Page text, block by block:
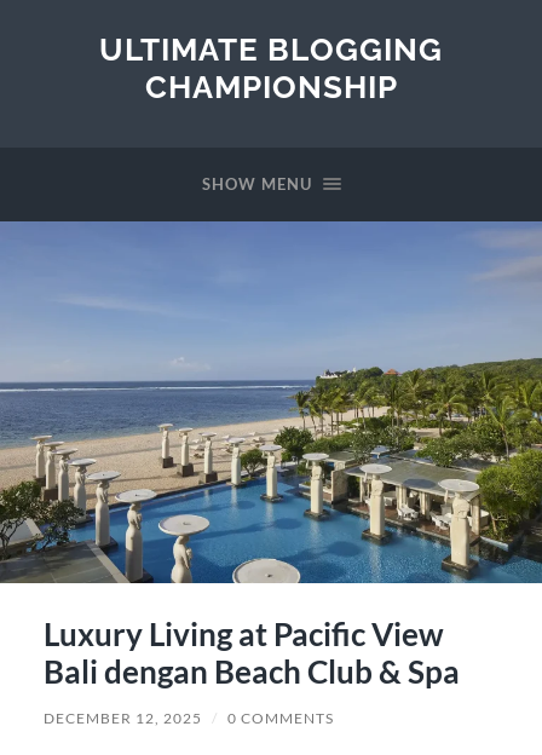
ULTIMATE BLOGGING
CHAMPIONSHIP
SHOW MENU
Luxury Living at Pacific View
Bali dengan Beach Club & Spa
DECEMBER 12, 2025 / 0 COMMENTS